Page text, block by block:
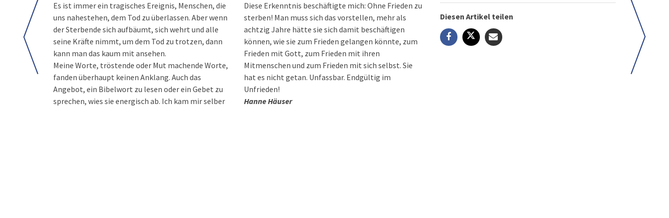
Es ist immer ein tragisches Ereignis, Menschen, die
uns nahestehen, dem Tod zu überlassen. Aber wenn
der Sterbende sich aufbäumt, sich wehrt und alle
seine Kräfte nimmt, um dem Tod zu trotzen, dann
kann man das kaum mit ansehen.
Meine Worte, tröstende oder Mut machende Worte,
fanden überhaupt keinen Anklang. Auch das
Angebot, ein Bibelwort zu lesen oder ein Gebet zu
sprechen, wies sie energisch ab. Ich kam mir selber
Diese Erkenntnis beschäftigte mich: Ohne Frieden zu
sterben! Man muss sich das vorstellen, mehr als
achtzig Jahre hätte sie sich damit beschäftigen
können, wie sie zum Frieden gelangen könnte, zum
Frieden mit Gott, zum Frieden mit ihren
Mitmenschen und zum Frieden mit sich selbst. Sie
hat es nicht getan. Unfassbar. Endgültig im
Unfrieden!
Hanne Häuser
Diesen Artikel teilen